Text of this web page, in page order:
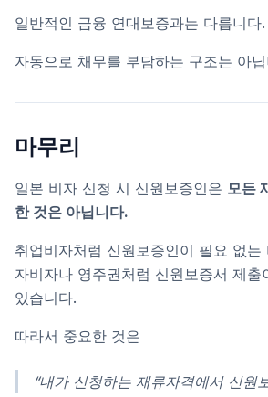
일반적인 금융 연대보증과는 다릅니다.
자동으로 채무를 부담하는 구조는 아
마무리
일본 비자 신청 시 신원보증인은 모든
한 것은 아닙니다.
취업비자처럼 신원보증인이 필요 없는
자비자나 영주권처럼 신원보증서 제출
있습니다.
따라서 중요한 것은
“내가 신청하는 재류자격에서 신원